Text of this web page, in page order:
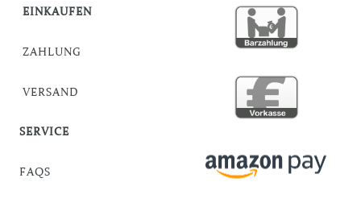
EINKAUFEN
ZAHLUNG
VERSAND
SERVICE
FAQS